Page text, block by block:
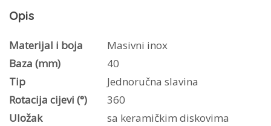
Opis
Materijal i boja
Masivni inox
Baza (mm)
40
Tip
Jednoručna slavina
Rotacija cijevi (°)
360
Uložak
sa keramičkim diskovima